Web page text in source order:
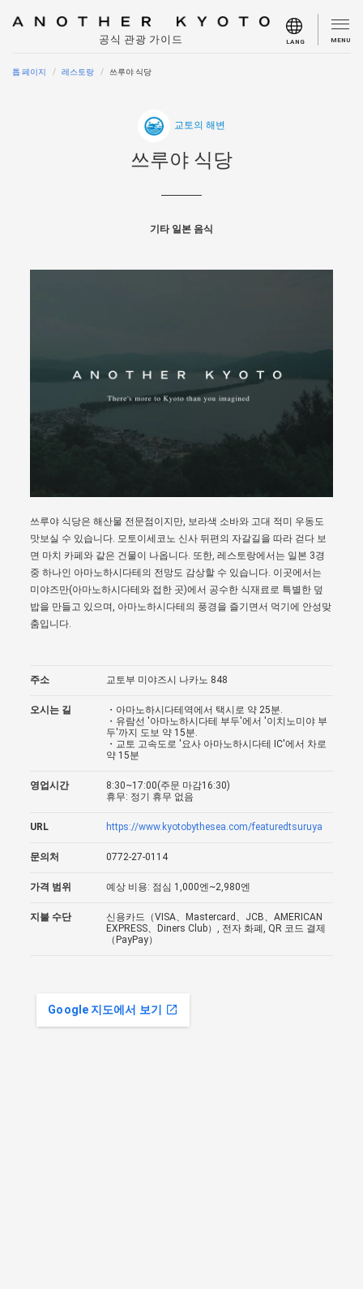
공식 관광 가이드 LANG MENU
톱 페이지 레스토랑 쓰루야 식당
교토의 해변
쓰루야 식당
기타 일본 음식
쓰루야 식당은 해산물 전문점이지만, 보라색 소바와 고대 적미 우동도
맛보실 수 있습니다. 모토이세코노 신사 뒤편의 자갈길을 따라 걷다 보
면 마치 카페와 같은 건물이 나옵니다. 또한, 레스토랑에서는 일본 3경
중 하나인 아마노하시다테의 전망도 감상할 수 있습니다. 이곳에서는
미야즈만(아마노하시다테와 접한 곳)에서 공수한 식재료로 특별한 덮
밥을 만들고 있으며, 아마노하시다테의 풍경을 즐기면서 먹기에 안성맞
춤입니다.
주소 교토부 미야즈시 나카노 848
오시는 길
・아마노하시다테역에서 택시로 약 25분.
・유람선 '아마노하시다테 부두'에서 '이치노미야 부
두'까지 도보 약 15분.
・교토 고속도로 '요사 아마노하시다테 IC'에서 차로
약 15분
영업시간
8:30~17:00(주문 마감16:30)
휴무: 정기 휴무 없음
URL https://www.kyotobythesea.com/featuredtsuruya
문의처 0772-27-0114
가격 범위 예상 비용: 점심 1,000엔~2,980엔
지불 수단
신용카드（VISA、Mastercard、JCB、AMERICAN
EXPRESS、Diners Club）, 전자 화폐, QR 코드 결제
（PayPay）
Google 지도에서 보기